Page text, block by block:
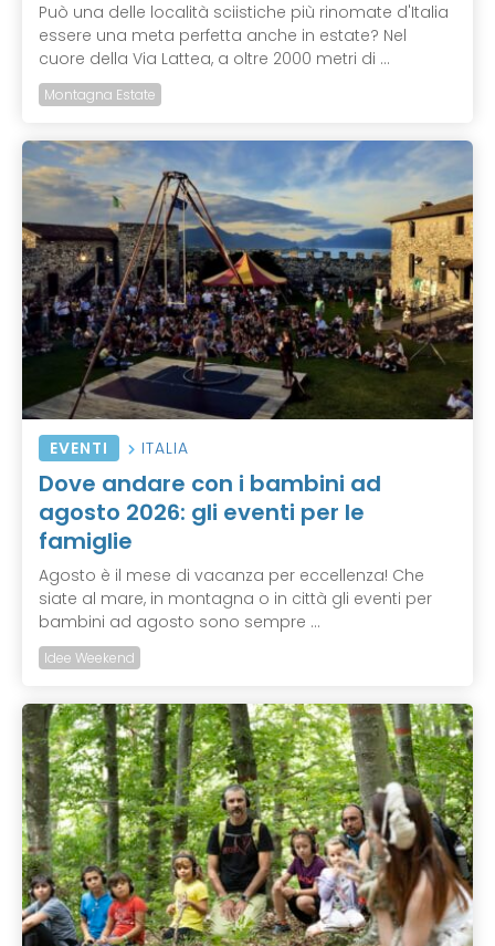
Può una delle località sciistiche più rinomate d'Italia
essere una meta perfetta anche in estate? Nel
cuore della Via Lattea, a oltre 2000 metri di ...
Montagna Estate
EVENTI ITALIA
Dove andare con i bambini ad
agosto 2026: gli eventi per le
famiglie
Agosto è il mese di vacanza per eccellenza! Che
siate al mare, in montagna o in città gli eventi per
bambini ad agosto sono sempre ...
Idee Weekend